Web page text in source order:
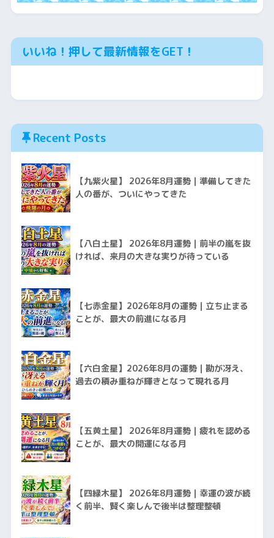
いいね！押して最新情報をGET！
Recent Posts
【九紫火星】 2026年8月運勢｜準備してきた
人の番が、ついにやってきた
【八白土星】 2026年8月運勢｜前半の嵐を抜
ければ、来月の大きな実りが待っている
【七赤金星】2026年8月の運勢｜立ち止まる
ことが、最大の前進になる月
【六白金星】2026年8月の運勢｜勘が冴え、
過去の積み重ねが輝きとなって現れる月
【五黄土星】 2026年8月運勢｜疲れを認める
ことが、最大の開運になる月
【四緑木星】 2026年8月運勢｜幸運の波が続
く前半、賢く楽しんで後半は整理整頓